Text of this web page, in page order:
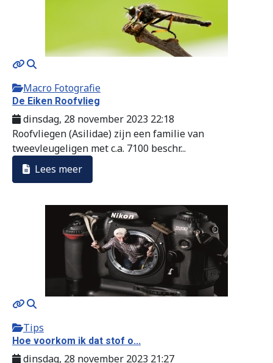
Macro Fotografie
De Eiken Roofvlieg
dinsdag, 28 november 2023 22:18
Roofvliegen (Asilidae) zijn een familie van
tweevleugeligen met c.a. 7100 beschr...
Lees meer
Tips
Hoe voorkom ik dat stof o...
dinsdag, 28 november 2023 21:27